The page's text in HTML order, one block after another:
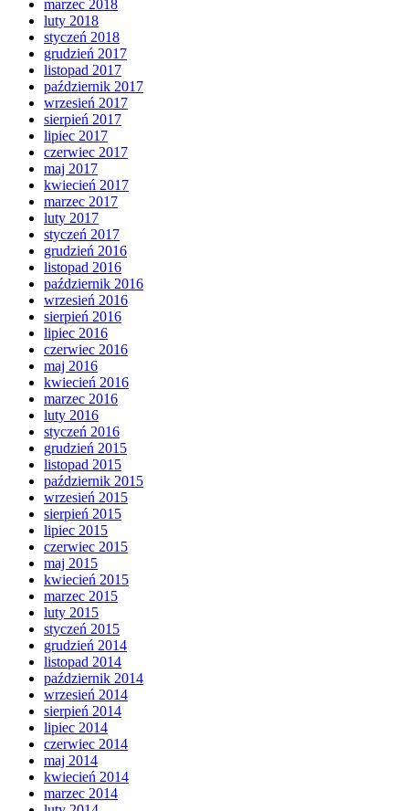
marzec 2018
luty 2018
styczeń 2018
grudzień 2017
listopad 2017
październik 2017
wrzesień 2017
sierpień 2017
lipiec 2017
czerwiec 2017
maj 2017
kwiecień 2017
marzec 2017
luty 2017
styczeń 2017
grudzień 2016
listopad 2016
październik 2016
wrzesień 2016
sierpień 2016
lipiec 2016
czerwiec 2016
maj 2016
kwiecień 2016
marzec 2016
luty 2016
styczeń 2016
grudzień 2015
listopad 2015
październik 2015
wrzesień 2015
sierpień 2015
lipiec 2015
czerwiec 2015
maj 2015
kwiecień 2015
marzec 2015
luty 2015
styczeń 2015
grudzień 2014
listopad 2014
październik 2014
wrzesień 2014
sierpień 2014
lipiec 2014
czerwiec 2014
maj 2014
kwiecień 2014
marzec 2014